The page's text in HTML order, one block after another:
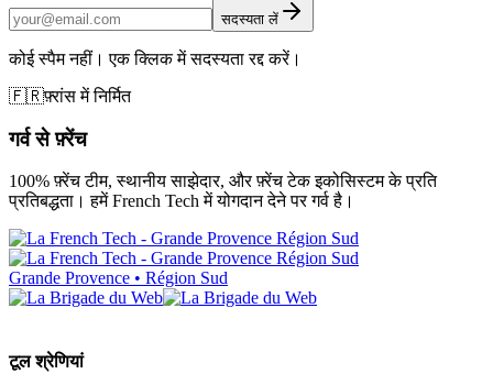
सदस्यता लें
कोई स्पैम नहीं। एक क्लिक में सदस्यता रद्द करें।
🇫🇷फ़्रांस में निर्मित
गर्व से फ़्रेंच
100% फ़्रेंच टीम, स्थानीय साझेदार, और फ़्रेंच टेक इकोसिस्टम के प्रति
प्रतिबद्धता। हमें French Tech में योगदान देने पर गर्व है।
Grande Provence • Région Sud
टूल श्रेणियां